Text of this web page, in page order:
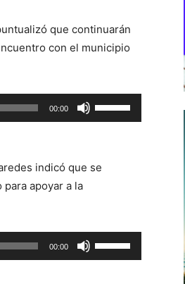
que continuarán
con el municipio
00:00
las
flecha
aumentar
o
indicó que se
apoyar a la
00:00
las